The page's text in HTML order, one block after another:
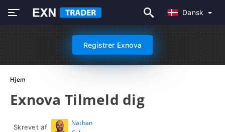
Dansk
Registrer Exnova
Hjem
Exnova Tilmeld dig
Skrevet af
Nathan